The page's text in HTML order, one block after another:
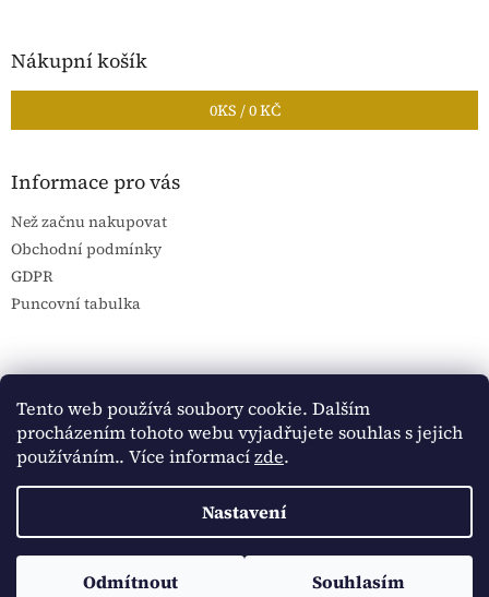
Tento web používá soubory cookie. Dalším
procházením tohoto webu vyjadřujete souhlas s jejich
používáním.. Více informacízde.
Nastavení
Odmítnout Souhlasím
Sledujte Historické dokumenty na Facebooku:
Nákupní košík
0KS /0 KČ
Informace pro vás
Než začnu nakupovat
Obchodní podmínky
GDPR
Puncovní tabulka
Copyright 2026Historické dokumenty. Všechna práva